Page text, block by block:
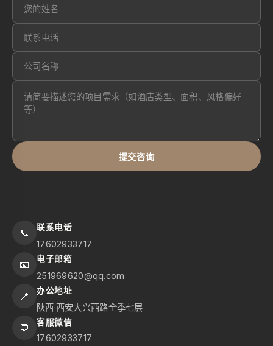
提交咨询
📞 联系电话
17602933717
📧 电子邮箱
251969620@qq.com
📍 办公地址
陕西·西安大兴西路全季七层
💬 客服微信
17602933717